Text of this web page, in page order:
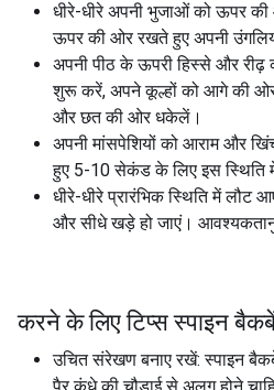
धीरे-धीरे अपनी भुजाओं को ऊपर
ऊपर की ओर रखते हुए अपनी
अपनी पीठ के ऊपरी हिस्से और
शुरू करें, अपने कूल्हों को आगे की ओर
और छत की ओर धकेलें।
अपनी मांसपेशियों को आराम और
हुए 5-10 सेकंड के लिए इस स्थिति
धीरे-धीरे प्रारंभिक स्थिति में
और सीधे खड़े हो जाएं।
करने के लिए टिप्स स्पाइन
उचित संरेखण बनाए रखें: स्पाइन